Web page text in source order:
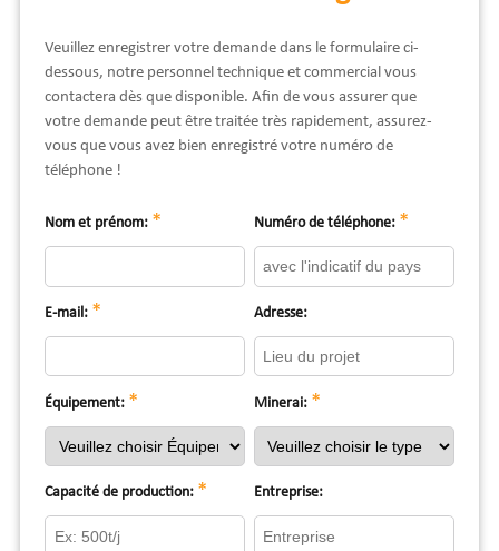
Veuillez enregistrer votre demande dans le formulaire ci-
dessous, notre personnel technique et commercial vous
contactera dès que disponible. Afin de vous assurer que
votre demande peut être traitée très rapidement, assurez-
vous que vous avez bien enregistré votre numéro de
téléphone !
Nom et prénom: * Numéro de téléphone: *
E-mail: * Adresse:
Équipement: * Minerai: *
Capacité de production: * Entreprise: